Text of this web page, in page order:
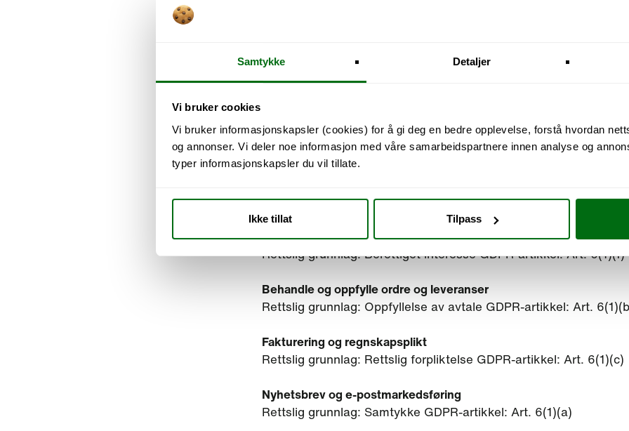
Samtykke Detaljer
Vi bruker cookies
Vi bruker informasjonskapsler (cookies) for å gi deg en bedre opplevelse, forstå hvordan
og annonser. Vi deler noe informasjon med våre samarbeidspartnere innen analyse og
typer informasjonskapsler du vil tillate.
Ikke tillat Tilpass
sosiale medie-plattformer. Disse opplysningene behandles i
Meta Platforms sine vilkår.
3. Rettslig grunnlag for behandling
GDPR artikkel 6:
Nettstatistikk og analyse (Google Analytics)
Rettslig grunnlag: Berettiget interesse GDPR-artikkel: Art. 6(1)(f)
Behandle og oppfylle ordre og leveranser
Rettslig grunnlag: Oppfyllelse av avtale GDPR-artikkel: Art.
Fakturering og regnskapsplikt
Rettslig grunnlag: Rettslig forpliktelse GDPR-artikkel: Art. 6(1)(c)
Nyhetsbrev og e-postmarkedsføring
Rettslig grunnlag: Samtykke GDPR-artikkel: Art. 6(1)(a)